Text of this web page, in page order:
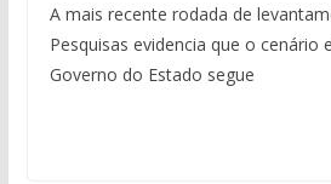
A mais recente rodada de
Pesquisas evidencia que o cenário
Governo do Estado segue